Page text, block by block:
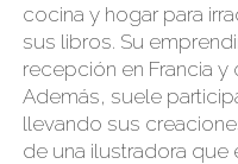
cocina y hogar para
sus libros. Su
recepción en Francia y
Además, suele
llevando sus
de una ilustradora que